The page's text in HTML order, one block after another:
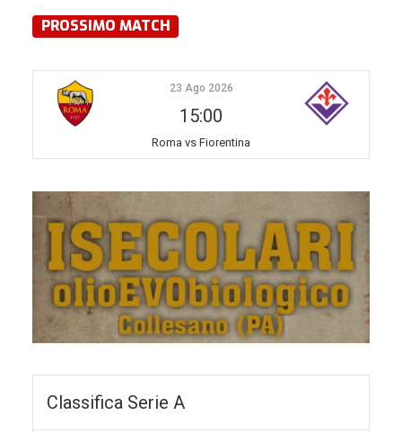
PROSSIMO MATCH
23 Ago 2026
15:00
Roma vs Fiorentina
Classifica Serie A